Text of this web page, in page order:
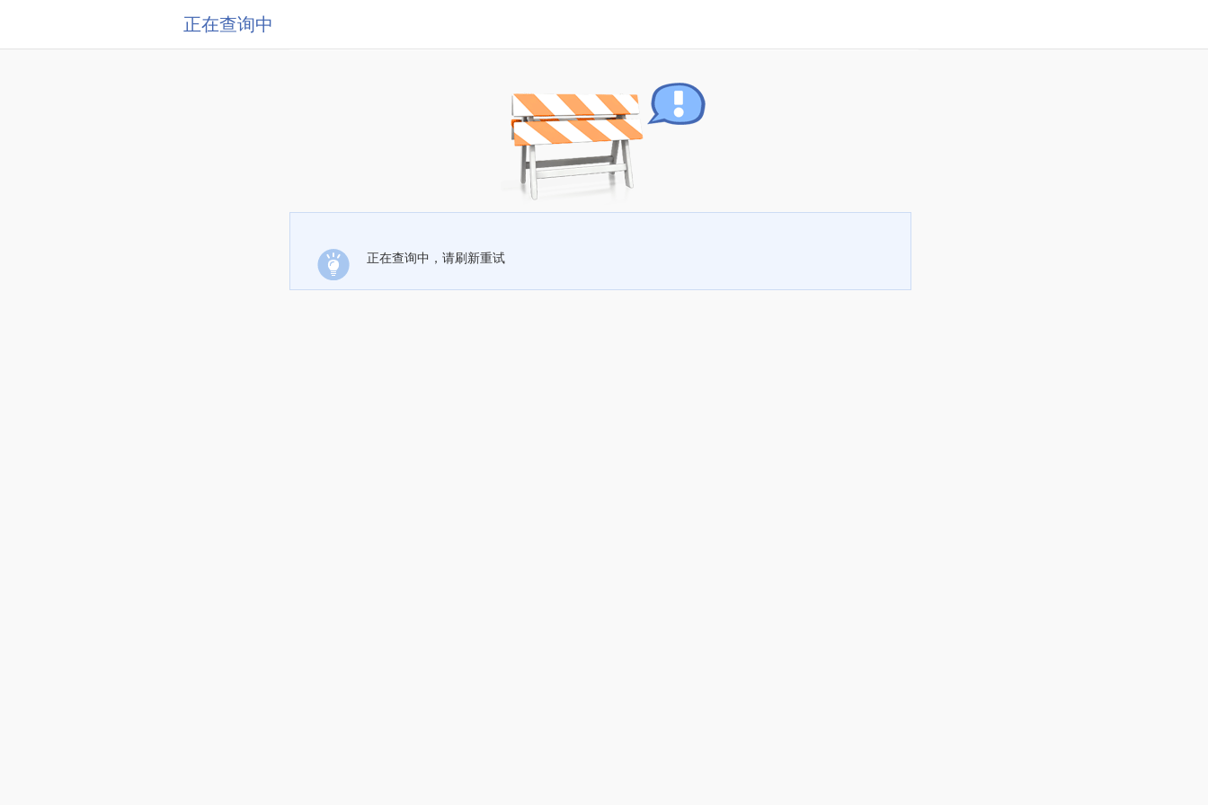
正在查询中
正在查询中，请刷新重试